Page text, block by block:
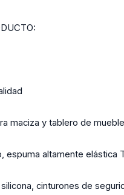
maciza y tablero de
espuma altamente
cinturones de